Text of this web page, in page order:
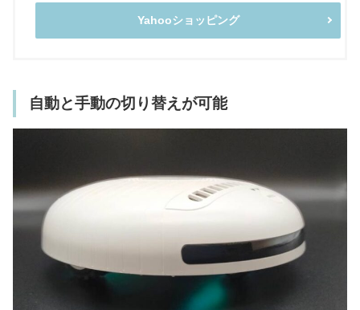
Yahooショッピング
自動と手動の切り替えが可能